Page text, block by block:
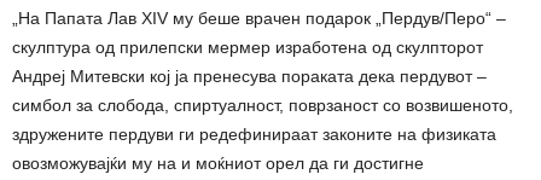
„На Папата Лав XIV му беше врачен подарок „Пердув/Перо“ –
скулптура од прилепски мермер изработена од скулпторот
Андреј Митевски кој ја пренесува пораката дека пердувот –
симбол за слобода, спиртуалност, поврзаност со возвишеното,
здружените пердуви ги редефинираат законите на физиката
овозможувајќи му на и моќниот орел да ги достигне